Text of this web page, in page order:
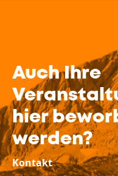
Auch Ihre
hier
werden?
Kontakt